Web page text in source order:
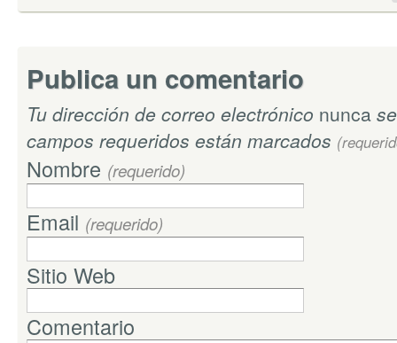
Publica un comentario
Tu dirección de correo electrónico nunca
campos requeridos están marcados
Nombre (requerido)
Email (requerido)
Sitio Web
Comentario